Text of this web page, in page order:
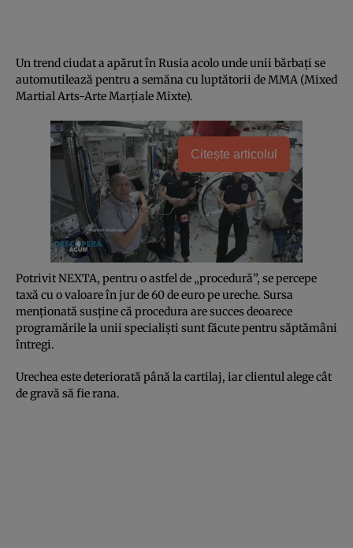
Un trend ciudat a apărut în Rusia acolo unde unii bărbați se
automutilează pentru a semăna cu luptătorii de MMA (Mixed
Martial Arts-Arte Marțiale Mixte).
Citește articolul
Potrivit NEXTA, pentru o astfel de „procedură”, se percepe
taxă cu o valoare în jur de 60 de euro pe ureche. Sursa
menționată susține că procedura are succes deoarece
programările la unii specialiști sunt făcute pentru săptămâni
întregi.
Urechea este deteriorată până la cartilaj, iar clientul alege cât
de gravă să fie rana.